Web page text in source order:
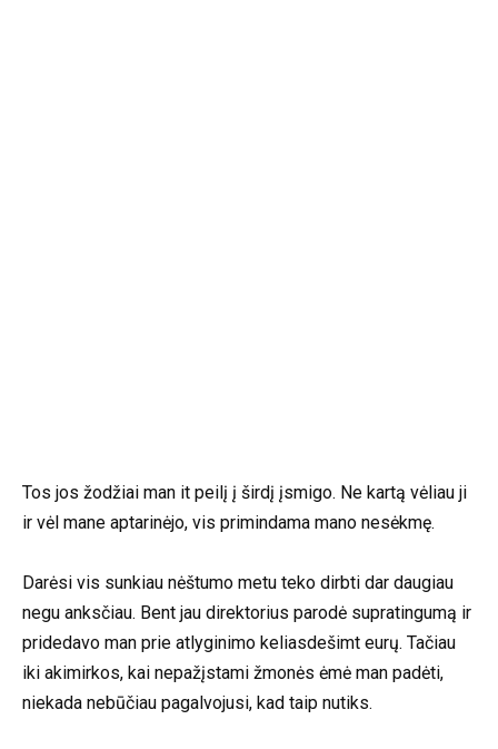
Tos jos žodžiai man it peilį į širdį įsmigo. Ne kartą vėliau ji
ir vėl mane aptarinėjo, vis primindama mano nesėkmę.
Darėsi vis sunkiau nėštumo metu teko dirbti dar daugiau
negu anksčiau. Bent jau direktorius parodė supratingumą ir
pridedavo man prie atlyginimo keliasdešimt eurų. Tačiau
iki akimirkos, kai nepažįstami žmonės ėmė man padėti,
niekada nebūčiau pagalvojusi, kad taip nutiks.